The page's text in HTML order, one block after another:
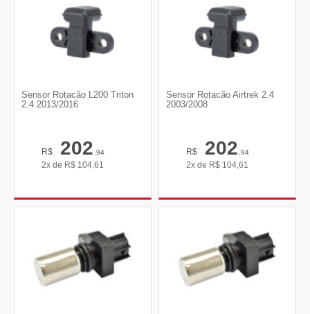
Sensor Rotacão L200 Triton
2.4 2013/2016
R$ 202,94
2x de R$ 104,61
Sensor Rotacão Airtrek 2.4
2003/2008
R$ 202,94
2x de R$ 104,61